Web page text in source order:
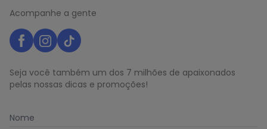
Acompanhe a gente
Seja você também um dos 7 milhões de apaixonados
pelas nossas dicas e promoções!
Nome